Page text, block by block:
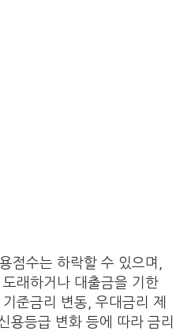
점수는 하락할 수 있으며,
래하거나 대출금을 기한
준금리 변동, 우대금리 제
용등급 변화 등에 따라 금리